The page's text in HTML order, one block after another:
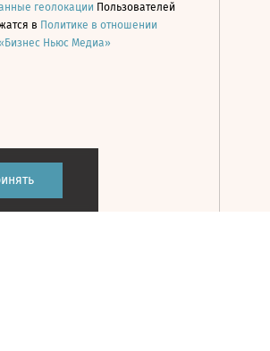
геолокации Пользователей
в Политике в отношении
Ньюс Медиа»